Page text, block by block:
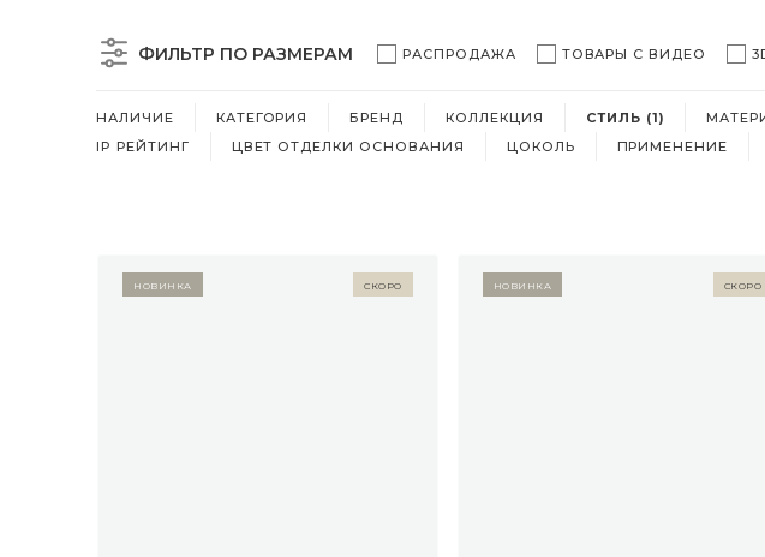
ФИЛЬТР ПО РАЗМЕРАМ РАСПРОДАЖА ТОВАРЫ С ВИДЕО
НАЛИЧИЕ КАТЕГОРИЯ БРЕНД КОЛЛЕКЦИЯ СТИЛЬ (1)
IP РЕЙТИНГ
ЦВЕТ ОТДЕЛКИ ОСНОВАНИЯ ЦОКОЛЬ ПРИМЕНЕНИЕ
Новинка Скоро Новинка Скоро